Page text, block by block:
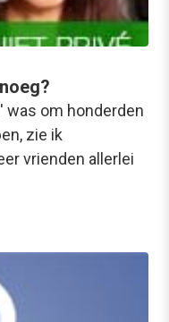
was om honderden
zie ik
vrienden allerlei